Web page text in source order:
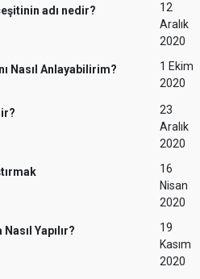
adı nedir?
12
Aralık
2020
Nasıl Anlayabilirim?
1 Ekim
2020
23
Aralık
2020
16
Nisan
2020
Yapılır?
19
Kasım
2020